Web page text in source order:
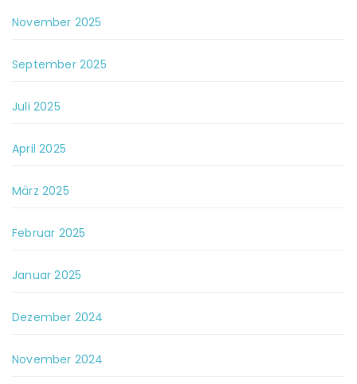
November 2025
September 2025
Juli 2025
April 2025
März 2025
Februar 2025
Januar 2025
Dezember 2024
November 2024